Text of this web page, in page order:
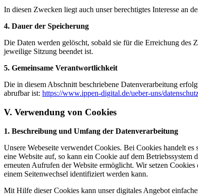
In diesen Zwecken liegt auch unser berechtigtes Interesse an
4. Dauer der Speicherung
Die Daten werden gelöscht, sobald sie für die Erreichung des
jeweilige Sitzung beendet ist.
5. Gemeinsame Verantwortlichkeit
Die in diesem Abschnitt beschriebene Datenverarbeitung
abrufbar ist: https://www.ippen-digital.de/ueber-uns/
V. Verwendung von Cookies
1. Beschreibung und Umfang der Datenverarbeitung
Unsere Webeseite verwendet Cookies. Bei Cookies handelt
eine Website auf, so kann ein Cookie auf dem
erneuten Aufrufen der Website ermöglicht. Wir setzen
einem Seitenwechsel identifiziert werden kann.
Mit Hilfe dieser Cookies kann unser digitales Angebot